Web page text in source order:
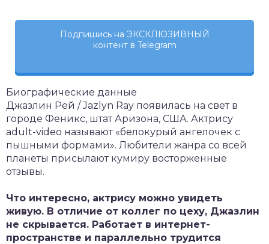
Подпишись на ЭКСКЛЮЗИВНЫЙ
контент в Telegram
Биографические данные
Джазлин Рей / Jazlyn Ray появилась на свет в
городе Феникс, штат Аризона, США. Актрису
adult-video называют «белокурый ангелочек с
пышными формами». Любители жанра со всей
планеты присылают кумиру восторженные
отзывы.
Что интересно, актрису можно увидеть
живую. В отличие от коллег по цеху, Джазлин
не скрывается. Работает в интернет-
пространстве и параллельно трудится